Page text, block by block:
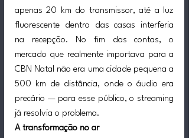
apenas 20 km do transmissor, até a luz
fluorescente dentro das casas interferia
na recepção. No fim das contas, o
mercado que realmente importava para a
CBN Natal não era uma cidade pequena a
500 km de distância, onde o áudio era
precário — para esse público, o streaming
já resolvia o problema.
A transformação no ar